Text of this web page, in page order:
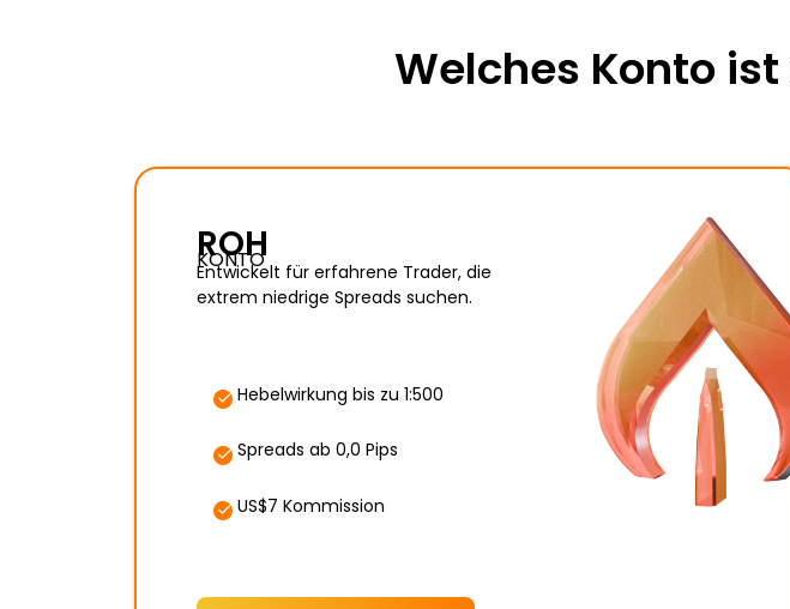
Welches Konto
ROH
KONTO
Entwickelt für erfahrene Trader, die
extrem niedrige Spreads suchen.
Hebelwirkung bis zu 1:500
Spreads ab 0,0 Pips
US$7 Kommission